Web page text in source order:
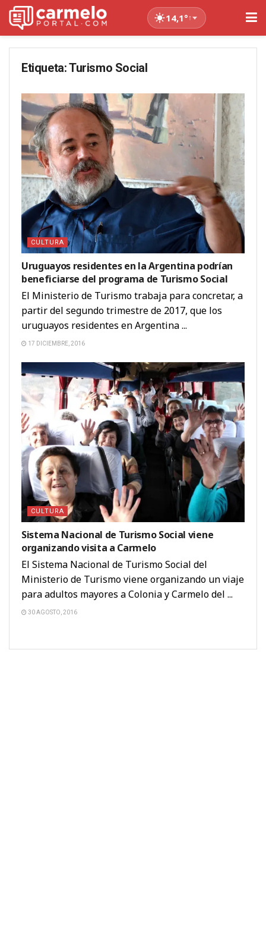
14,1°↑
Etiqueta:Turismo Social
CULTURA
Uruguayos residentes en la Argentina podrían
beneficiarse del programa de Turismo Social
El Ministerio de Turismo trabaja para concretar, a
partir del segundo trimestre de 2017, que los
uruguayos residentes en Argentina ...
17 DICIEMBRE, 2016
CULTURA
Sistema Nacional de Turismo Social viene
organizando visita a Carmelo
El Sistema Nacional de Turismo Social del
Ministerio de Turismo viene organizando un viaje
para adultos mayores a Colonia y Carmelo del ...
30 AGOSTO, 2016